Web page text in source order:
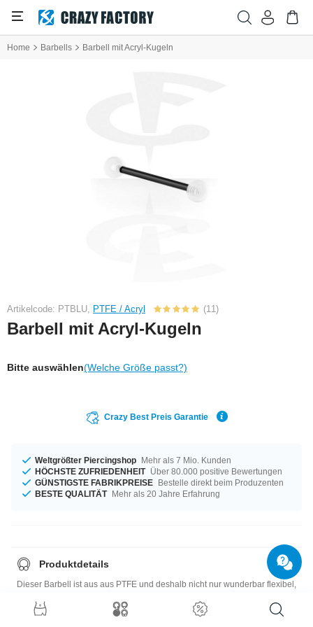
Home Barbells Barbell mit Acryl-Kugeln
Artikelcode: PTBLU, PTFE / Acryl (11)
Barbell mit Acryl-Kugeln
Bitte auswählen(Welche Größe passt?)
Crazy Best Preis Garantie
Weltgrößter Piercingshop Mehr als 7 Mio. Kunden
HÖCHSTE ZUFRIEDENHEIT Über 80.000 positive Bewertungen
GÜNSTIGSTE FABRIKPREISE Bestelle direkt beim Produzenten
BESTE QUALITÄT Mehr als 20 Jahre Erfahrung
Produktdetails
Dieser Barbell ist aus aus PTFE und deshalb nicht nur wunderbar flexibel,
Ganze von zwei UV-Kugeln, die bei UV-Licht so schön strahlen.